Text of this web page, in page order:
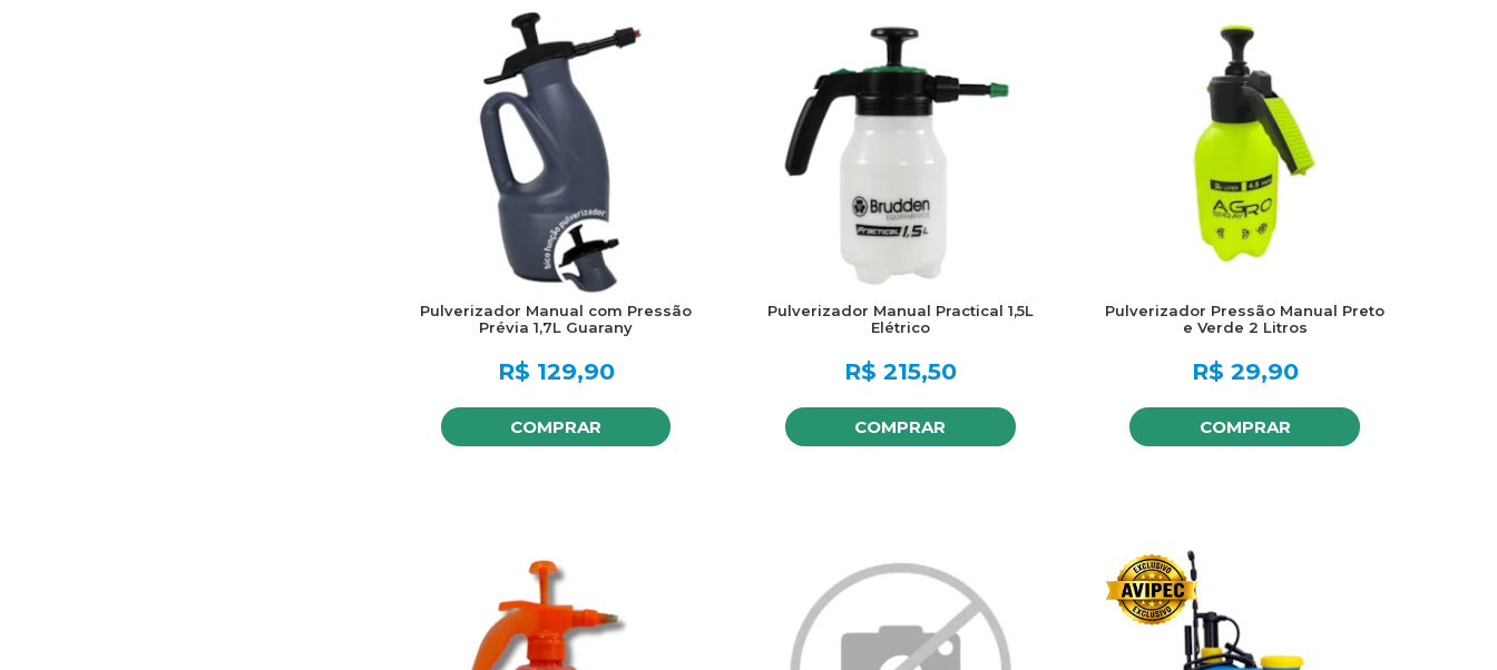
Pulverizador Manual com Pressão
Prévia 1,7L Guarany
R$ 129,90
COMPRAR
Pulverizador Manual Practical 1,5L
Elétrico
R$ 215,50
COMPRAR
Pulverizador Pressão Manual Preto
e Verde 2 Litros
R$ 29,90
COMPRAR